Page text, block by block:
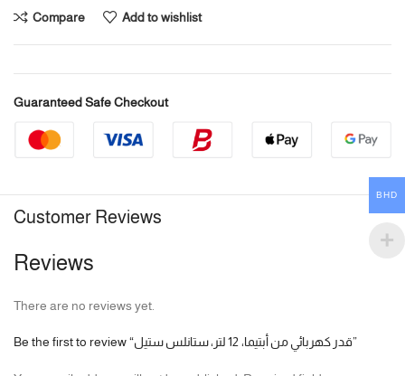
Compare Add to wishlist
Guaranteed Safe Checkout
Customer Reviews
Reviews
There are no reviews yet.
Be the first to review “قدر كهربائي من أبتيما، 12 لتر، ستانلس ستيل”
BHD